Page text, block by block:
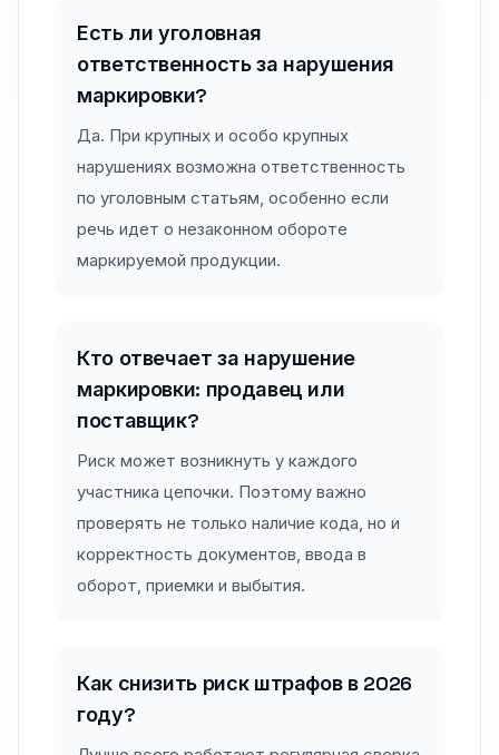
Есть ли уголовная
ответственность за нарушения
маркировки?
Да. При крупных и особо крупных
нарушениях возможна ответственность
по уголовным статьям, особенно если
речь идет о незаконном обороте
маркируемой продукции.
Кто отвечает за нарушение
маркировки: продавец или
поставщик?
Риск может возникнуть у каждого
участника цепочки. Поэтому важно
проверять не только наличие кода, но и
корректность документов, ввода в
оборот, приемки и выбытия.
Как снизить риск штрафов в 2026
году?